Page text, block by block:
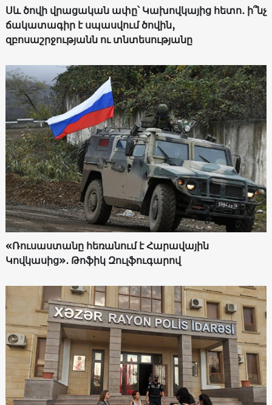
Սև ծովի վրացական ափը՝ Կախովկայից հետո․ ի՞նչ
ճակատագիր է սպասվում ծովին,
զբոսաշրջությանն ու տնտեսությանը
«Ռուսաստանը հեռանում է Հարավային
Կովկասից»․ Թոֆիկ Զուլֆուգարով